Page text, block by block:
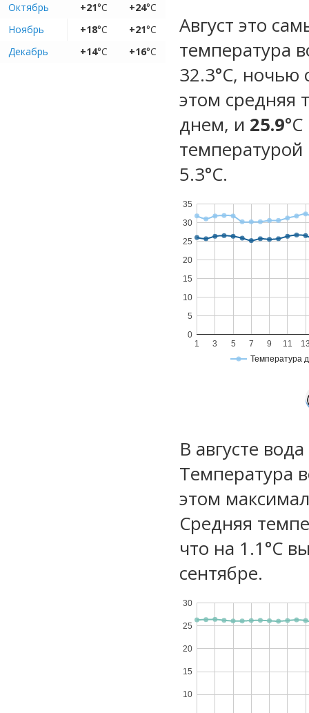
Октябрь
+21°C +24°C
Ноябрь
+18°C +21°C
Декабрь
+14°C +16°C
Август это
температура
32.3°C, ночью
этом средняя
днем, и 25.9
температурой
5.3°С.
Температура
1 3 5 7 9 11
0
5
10
15
20
25
30
35
В августе
Температура
этом
Средняя
что на 1.1°C
сентябре.
10
15
20
25
30